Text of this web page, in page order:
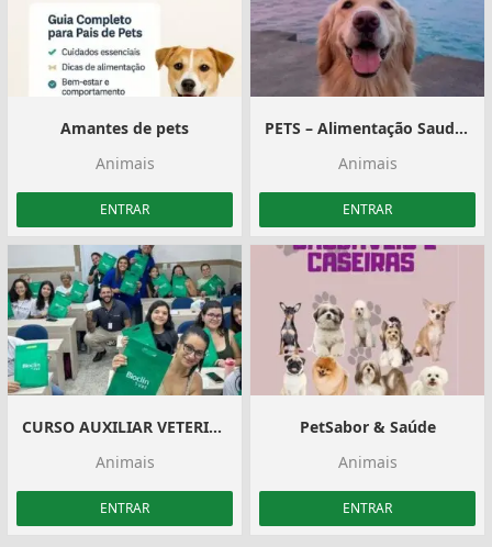
Amantes de pets
Animais
ENTRAR
PETS – Alimentação Saudável
Animais
ENTRAR
CURSO AUXILIAR VETERINÁRIO – Cemev cursos: grupo exclusivo para quem ama os animais!
Animais
ENTRAR
PetSabor & Saúde
Animais
ENTRAR